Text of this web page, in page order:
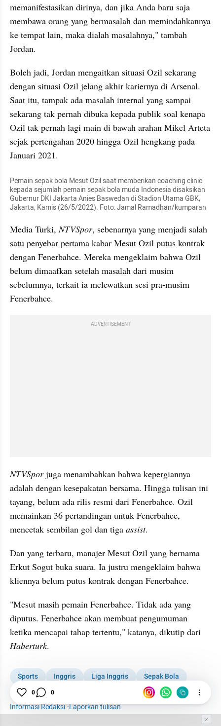
memanifestasikan dirinya, dan jika Anda baru saja
membawa orang yang bermasalah dan memindahkannya
ke tempat lain, maka dialah masalahnya," tambah
Jordan.
Boleh jadi, Jordan mengaitkan situasi Ozil sekarang
dengan situasi Ozil jelang akhir kariernya di Arsenal.
Saat itu, tampak ada masalah internal yang sampai
sekarang tak pernah dibuka kepada publik soal kenapa
Ozil tak pernah lagi main di bawah arahan Mikel Arteta
sejak pertengahan 2020 hingga Ozil hengkang pada
Januari 2021.
Pemain sepak bola Mesut Ozil saat memberikan coaching clinic
kepada sejumlah pemain sepak bola muda Indonesia disaksikan
Gubernur DKI Jakarta Anies Baswedan di Stadion Utama GBK,
Jakarta, Kamis (26/5/2022). Foto: Jamal Ramadhan/kumparan
Media Turki, NTVSpor, sebenarnya yang menjadi salah
satu penyebar pertama kabar Mesut Ozil putus kontrak
dengan Fenerbahce. Mereka mengeklaim bahwa Ozil
belum dimaafkan setelah masalah dari musim
sebelumnya, terkait ia melewatkan sesi pra-musim
Fenerbahce.
ADVERTISEMENT
NTVSpor juga menambahkan bahwa kepergiannya
adalah dengan kesepakatan bersama. Hingga tulisan ini
tayang, belum ada rilis resmi dari Fenerbahce. Ozil
memainkan 36 pertandingan untuk Fenerbahce,
mencetak sembilan gol dan tiga assist.
Dan yang terbaru, manajer Mesut Ozil yang bernama
Erkut Sogut buka suara. Ia justru mengeklaim bahwa
kliennya belum putus kontrak dengan Fenerbahce.
"Mesut masih pemain Fenerbahce. Tidak ada yang
diputus. Fenerbahce akan membuat pengumuman
Haberturk.
Sports Inggris Liga Inggris
Sepak Bola
Mesut Ozil
Fenerbahce
Informasi Redaksi·Laporkan tulisan
0 0